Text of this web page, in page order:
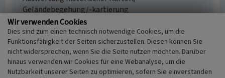
Geländebegehung/-kartierung
Historischer Zeitraum
Beginn 1850 bis 1900, Ende 1945 bis 1950
Wir verwenden Cookies
Dies sind zum einen technisch notwendige Cookies, um die
Funktionsfähigkeit der Seiten sicherzustellen. Diesen können Sie
nicht widersprechen, wenn Sie die Seite nutzen möchten. Darüber
hinaus verwenden wir Cookies für eine Webanalyse, um die
Nutzbarkeit unserer Seiten zu optimieren, sofern Sie einverstanden